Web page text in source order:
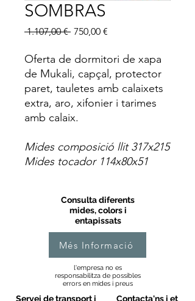
SOMBRAS
1.107,00 € Preu
750,00 €
Oferta de dormitori de xapa
de Mukali, capçal, protector
paret, tauletes amb calaixets
extra, aro, xifonier i tarimes
amb calaix.
Mides composició llit 317x215
Mides tocador 114x80x51
Consulta diferents
mides, colors i
entapissats
Més Informació
l'empresa no es
responsabilitza de possibles
errors en mides i preus
Servei de transport i
Contacta'ns i et